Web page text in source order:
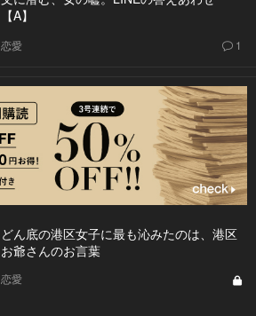
【A】
恋愛 1
どん底の港区女子に最も沁みたのは、港区
お爺さんのお言葉
恋愛